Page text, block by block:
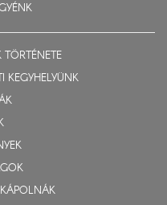
KEGYHELYÜNK